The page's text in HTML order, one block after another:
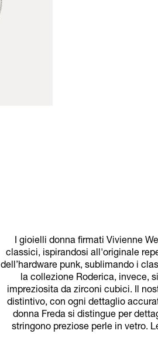
I gioielli donna firmati Vivienne
classici, ispirandosi all'originale
dell’hardware punk, sublimando i
la collezione Roderica, invece,
impreziosita da zirconi cubici. Il
distintivo, con ogni dettaglio
donna Freda si distingue per
stringono preziose perle in vetro.